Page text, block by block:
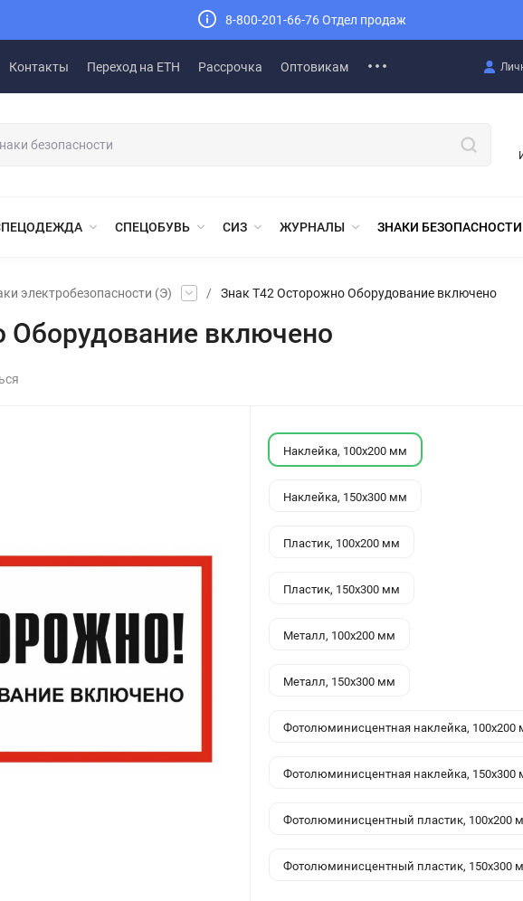
8-800-201-66-76 Отдел продаж
Контакты Переход на ЕТН Рассрочка Оптовикам
СПЕЦОБУВЬ СИЗ ЖУРНАЛЫ ЗНАКИ БЕЗОПАСНОСТИ
электробезопасности (Э) / Знак T42 Осторожно Оборудование включено
Оборудование включено
Наклейка, 100x200 мм
Наклейка, 150x300 мм
Пластик, 100x200 мм
Пластик, 150x300 мм
Металл, 100x200 мм
Металл, 150x300 мм
Фотолюминисцентная наклейка, 100x200
Фотолюминисцентная наклейка, 150x300
Фотолюминисцентный пластик, 100x200
Фотолюминисцентный пластик, 150x300